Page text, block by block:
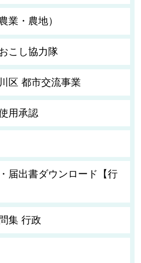
業・農地）
こし協力隊
区 都市交流事業
用承認
届出書ダウンロード【行
集 行政